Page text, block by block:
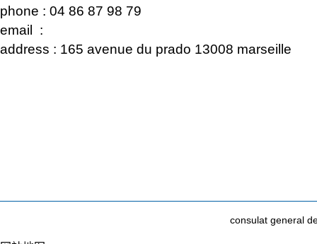
phone : 04 86 87 98 79
email :
address : 165 avenue du prado 13008 marseille
consulat general